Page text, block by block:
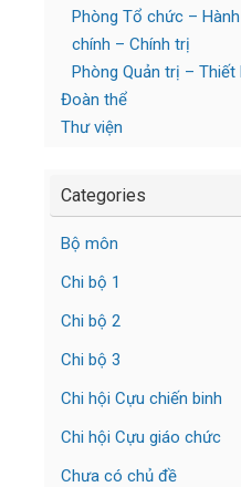
Phòng Tổ chức – Hành
chính – Chính trị
Phòng Quản trị – Thiết
Đoàn thể
Thư viện
Categories
Bộ môn
Chi bộ 1
Chi bộ 2
Chi bộ 3
Chi hội Cựu chiến binh
Chi hội Cựu giáo chức
Chưa có chủ đề